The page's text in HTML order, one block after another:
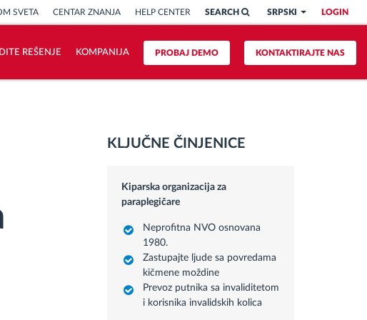
LOGIN
SRPSKI
SEARCH
SVETA CENTAR ZNANJA HELP CENTER
KONTAKTIRAJTE NAS
PROBAJ DEMO
REŠENJE KOMPANIJA
KLJUČNE ČINJENICE
Kiparska organizacija za
paraplegičare
Neprofitna NVO osnovana
1980.
Zastupajte ljude sa povredama
kičmene moždine
Prevoz putnika sa invaliditetom
i korisnika invalidskih kolica